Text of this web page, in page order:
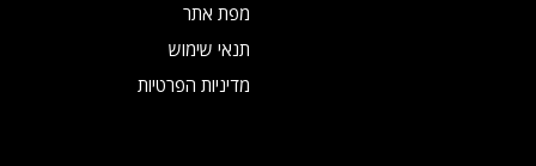
מפת אתר
תנאי שימוש
מדיניות הפרטיות